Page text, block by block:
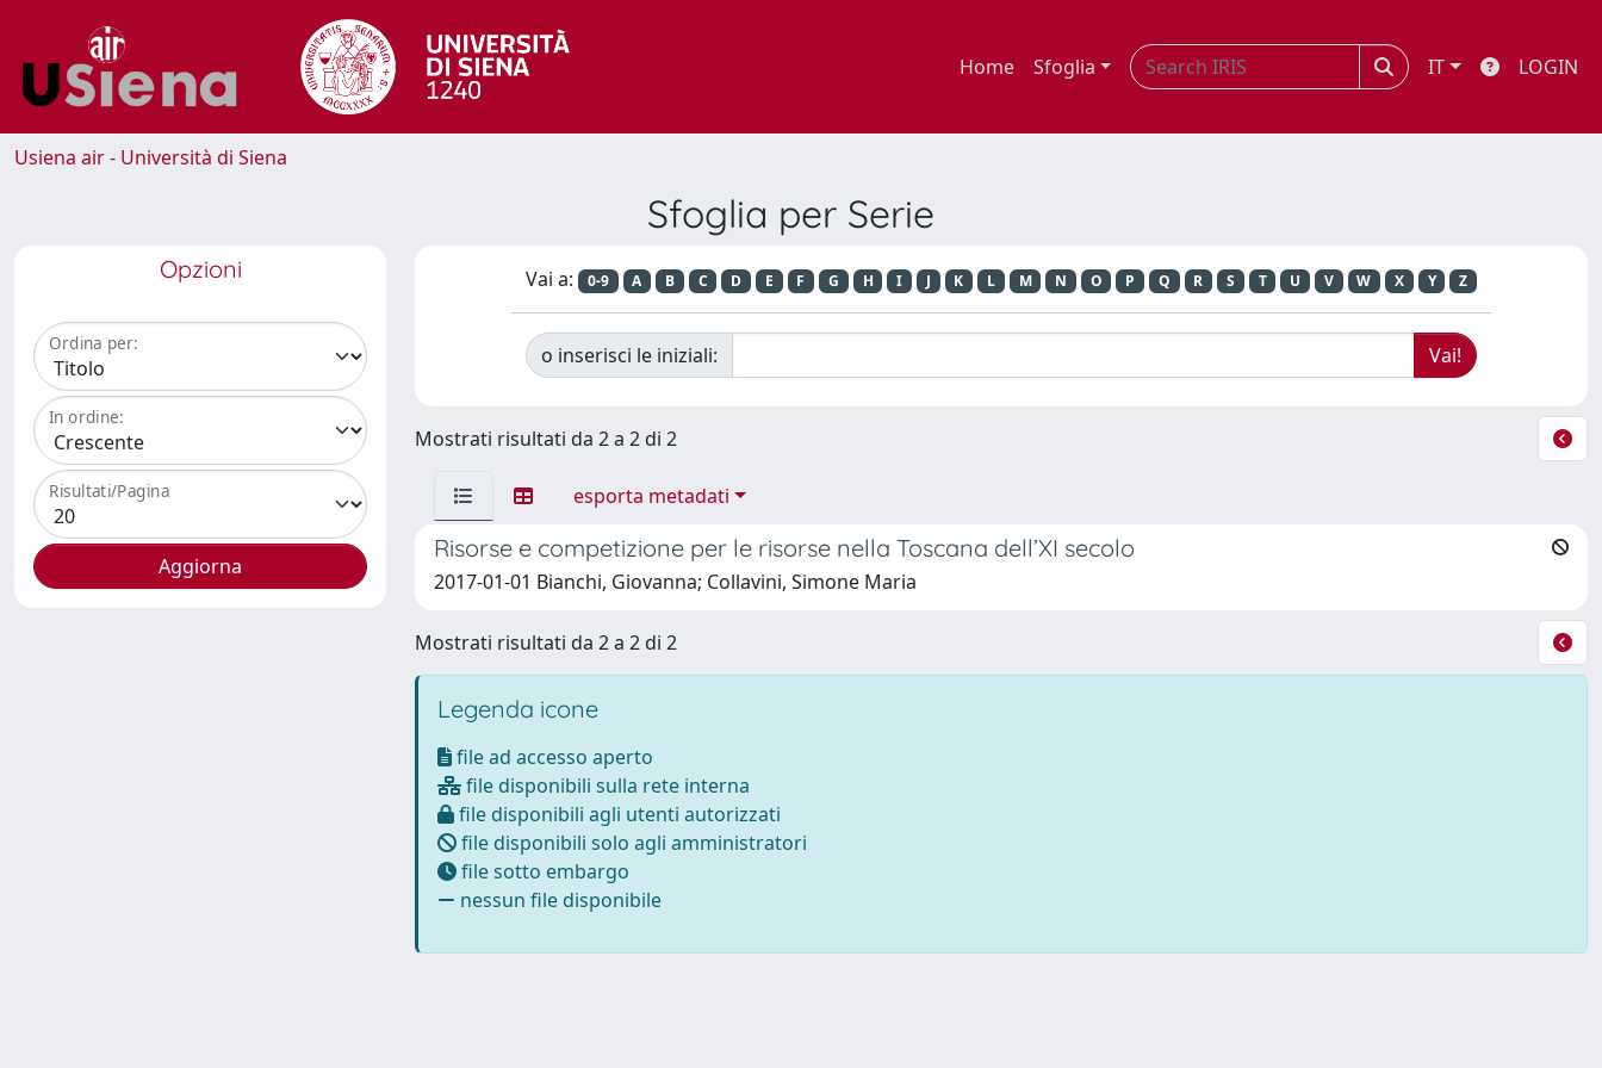
Home Sfoglia IT LOGIN
Usiena air - Università di Siena
Sfoglia per Serie
Opzioni
Ordina per:
In ordine:
Risultati/Pagina
Vai a: 0-9 A B C D E F G H I J K L M N O P Q R S T U V W X Y Z
o inserisci le iniziali:
Mostrati risultati da 2 a 2 di 2
esporta metadati
Risorse e competizione per le risorse nella Toscana dell’XI secolo
2017-01-01 Bianchi, Giovanna; Collavini, Simone Maria
Mostrati risultati da 2 a 2 di 2
Legenda icone
file ad accesso aperto
file disponibili sulla rete interna
file disponibili agli utenti autorizzati
file disponibili solo agli amministratori
file sotto embargo
nessun file disponibile